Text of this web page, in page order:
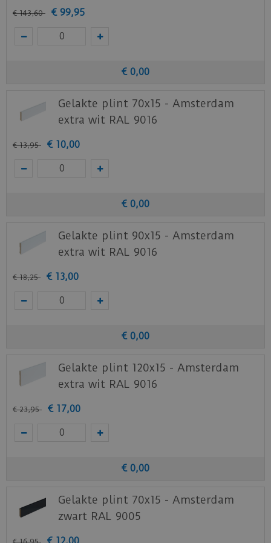
Staal aanvragen
Benieuwd hoe deze nieuwe vloer eruit ziet bij je
€ 143,60 € 99,95
€ 0,00
Gelakte plint 70x15 - Amsterdam
extra wit RAL 9016
€ 13,95 € 10,00
€ 0,00
Gelakte plint 90x15 - Amsterdam
extra wit RAL 9016
€ 18,25 € 13,00
€ 0,00
Gelakte plint 120x15 - Amsterdam
extra wit RAL 9016
€ 23,95 € 17,00
€ 0,00
Gelakte plint 70x15 - Amsterdam
zwart RAL 9005
€ 16,95 € 12,00